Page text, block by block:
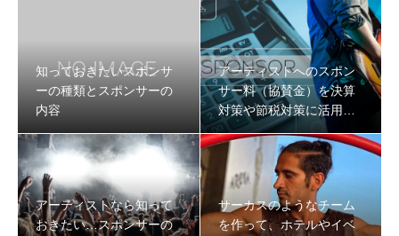
知っておきたいスポンサ
ーの種類とスポンサーの
内容
アーティストへのスポン
サー料（協賛金）を決算
対策や節税対策に活用す
る方法
アーティストなら知って
おきたい…スポンサーの
サーカスのようなチーム
を作って、ホテルやイベ